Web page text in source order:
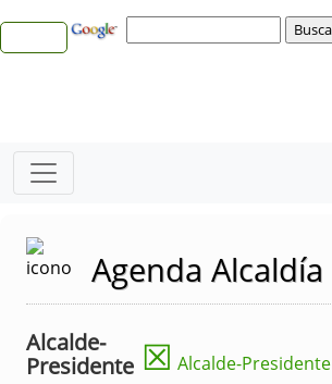
Agenda Alcaldía
Alcalde-
Presidente ☒ Alcalde-Presidente